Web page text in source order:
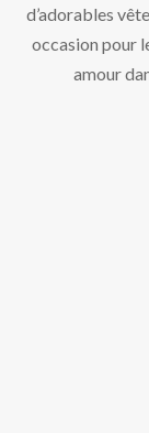
d’adorables
occasion pour
amour